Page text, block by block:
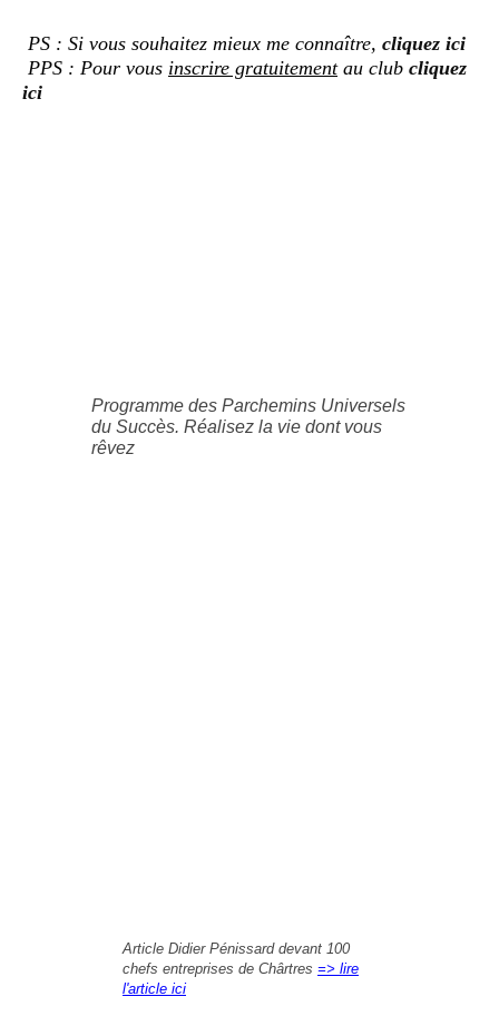
PS : Si vous souhaitez mieux me connaître, cliquez ici
PPS : Pour vous inscrire gratuitementau club cliquez
ici
Programme des Parchemins Universels
du Succès. Réalisez la vie dont vous
rêvez
Article Didier Pénissard devant 100
chefs entreprises de Chârtres => lire
l'article ici